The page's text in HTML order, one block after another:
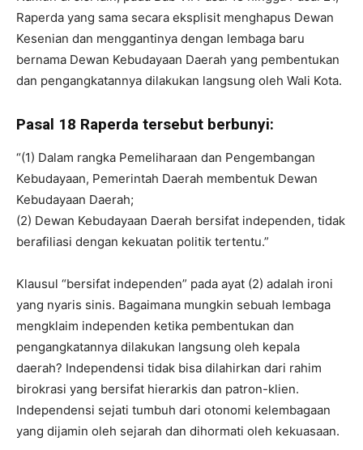
Raperda yang sama secara eksplisit menghapus Dewan
Kesenian dan menggantinya dengan lembaga baru
bernama Dewan Kebudayaan Daerah yang pembentukan
dan pengangkatannya dilakukan langsung oleh Wali Kota.
Pasal 18 Raperda tersebut berbunyi:
“(1) Dalam rangka Pemeliharaan dan Pengembangan
Kebudayaan, Pemerintah Daerah membentuk Dewan
Kebudayaan Daerah;
(2) Dewan Kebudayaan Daerah bersifat independen, tidak
berafiliasi dengan kekuatan politik tertentu.”
Klausul “bersifat independen” pada ayat (2) adalah ironi
yang nyaris sinis. Bagaimana mungkin sebuah lembaga
mengklaim independen ketika pembentukan dan
pengangkatannya dilakukan langsung oleh kepala
daerah? Independensi tidak bisa dilahirkan dari rahim
birokrasi yang bersifat hierarkis dan patron-klien.
Independensi sejati tumbuh dari otonomi kelembagaan
yang dijamin oleh sejarah dan dihormati oleh kekuasaan.